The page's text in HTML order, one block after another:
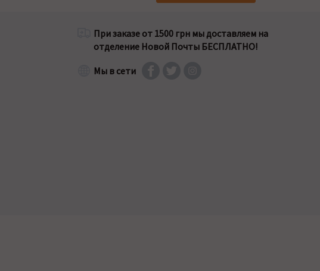
При заказе от 1500 грн мы доставляем на
отделение Новой Почты БЕСПЛАТНО!
Мы в сети